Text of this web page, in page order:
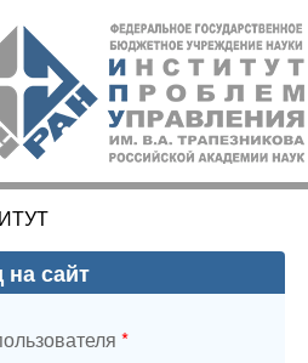
на сайт
*